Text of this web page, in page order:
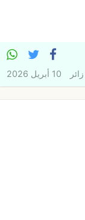
زائر 10 أبريل 2026